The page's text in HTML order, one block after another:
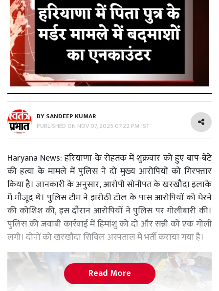
BYSANDEEP KUMAR
PUBLISHED ON NOV 07, 2025 07:22 PM IST
Haryana News: हरियाणा के रोहतक में शुक्रवार को हुए बाप-बेटे
की हत्या के मामले में पुलिस ने दो मुख्य आरोपियों को गिरफ्तार
किया है। जानकारी के अनुसार, आरोपी सोनीपत के खरखौदा इलाके
में मौजूद थे। पुलिस टीम ने झरोठी टोल के पास आरोपियों को घेरने
की कोशिश की, इस दौरान आरोपियों ने पुलिस पर गोलीबारी की।
पुलिस की जवाबी कार्रवाई में हिमांशु को दो और सन्नी को एक गोली
लगी। दोनों को खरखौदा सिविल अस्पताल में भर्ती कराया गया है।
Read More